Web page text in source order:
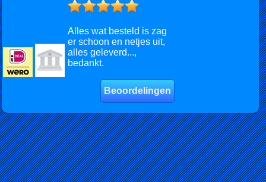
Alles wat besteld is zag
er schoon en netjes uit,
alles geleverd...,
bedankt.
Beoordelingen